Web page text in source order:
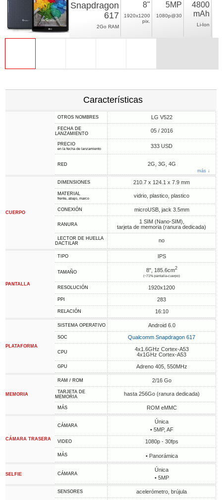
Snapdragon
617
2Go RAM
8"
1920x1200
pix.
5MP
1080p@30
4800
mAh
Li-Ion
Características
OTROS NOMBRES LG V522
FECHA DE
LANZAMIENTO
05 / 2016
PRECIO
en la fecha de lanzamiento 333 USD
RED 2G, 3G, 4G
más ↓
CUERPO
DIMENSIONES 210.7 x 124.1 x 7.9 mm
MATERIAL
frente, abajo, marco vidrio, plastico, plastico
CONEXIÓN microUSB, jack 3.5mm
RANURA
1 SIM (Nano-SIM),
tarjeta de memoria (ranura dedicada)
LECTOR DE HUELLA
DACTILAR
no
PANTALLA
TIPO IPS
TAMAÑO 8", 185.6cm2
(~71% pantalla-cuerpo)
RESOLUCIÓN 1920x1200
PPI 283
RELACIÓN 16:10
PLATAFORMA
SISTEMA OPERATIVO Android 6.0
SOC Qualcomm Snapdragon 617
CPU
4x1.6GHz Cortex-A53
4x1GHz Cortex-A53
GPU Adreno 405, 550MHz
MEMORIA
RAM / ROM 2/16 Go
TARJETA DE
MEMORIA
hasta 256Go (ranura dedicada)
MÁS ROM eMMC
CÁMARA TRASERA
CÁMARA
Única
• 5MP, AF
VIDEO 1080p - 30fps
MÁS • Panorámica
SELFIE CÁMARA
Única
• 5MP
SENSORES acelerómetro, brújula